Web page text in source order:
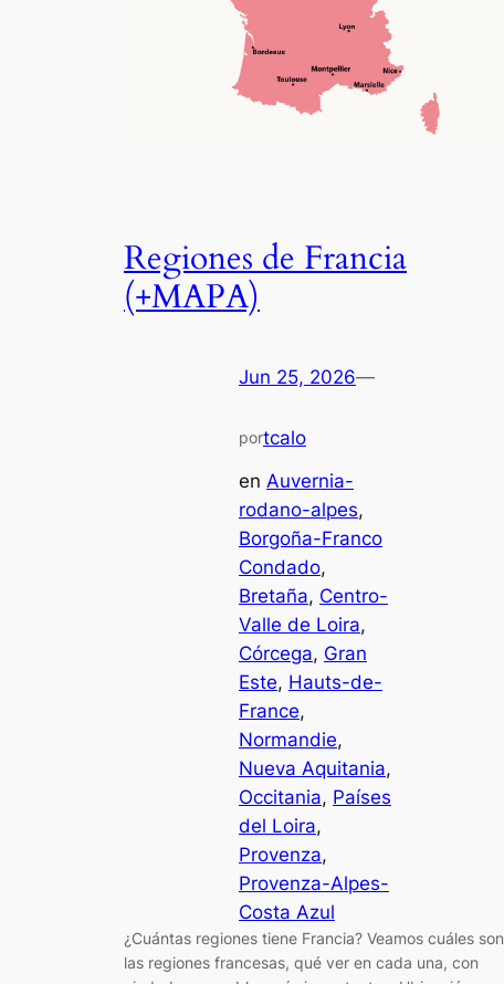
Regiones de Francia
(+MAPA)
Jun 25, 2026—
portcalo
en Auvernia-
rodano-alpes
Borgoña-Franco
Condado
Bretaña, Centro-
Valle de Loira
Córcega, Gran
Este, Hauts-de-
France
Normandie
Nueva Aquitania
Occitania, Países
del Loira
Provenza
Provenza-Alpes-
Costa Azul
¿Cuántas regiones tiene Francia? Veamos cuáles son
las regiones francesas, qué ver en cada una, con